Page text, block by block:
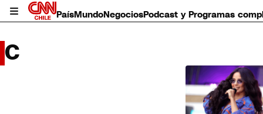
PaísMundoNegociosPodcast y Programas
C
LO